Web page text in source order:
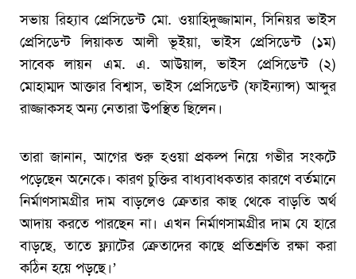
সভায় রিহ্যাব প্রেসিডেন্ট মো. ওয়াহিদুজ্জামান, সিনিয়র ভাইস
প্রেসিডেন্ট লিয়াকত আলী ভূইয়া, ভাইস প্রেসিডেন্ট (১ম)
সাবেক লায়ন এম. এ. আউয়াল, ভাইস প্রেসিডেন্ট (২)
মোহাম্মদ আক্তার বিশ্বাস, ভাইস প্রেসিডেন্ট (ফাইন্যান্স) আব্দুর
রাজ্জাকসহ অন্য নেতারা উপস্থিত ছিলেন।
তারা জানান, আগের শুরু হওয়া প্রকল্প নিয়ে গভীর সংকটে
পড়েছেন অনেকে। কারণ চুক্তির বাধ্যবাধকতার কারণে বর্তমানে
নির্মাণসামগ্রীর দাম বাড়লেও ক্রেতার কাছ থেকে বাড়তি অর্থ
আদায় করতে পারছেন না। এখন নির্মাণসামগ্রীর দাম যে হারে
বাড়ছে, তাতে ফ্ল্যাটের ক্রেতাদের কাছে প্রতিশ্রুতি রক্ষা করা
কঠিন হয়ে পড়ছে।’